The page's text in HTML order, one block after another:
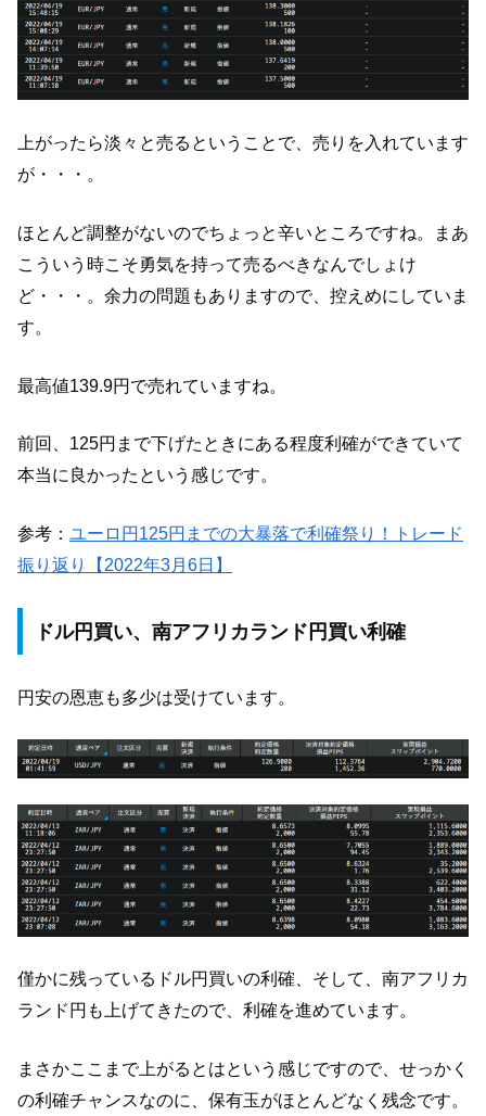
上がったら淡々と売るということで、売りを入れています
が・・・。
ほとんど調整がないのでちょっと辛いところですね。まあ
こういう時こそ勇気を持って売るべきなんでしょけ
ど・・・。余力の問題もありますので、控えめにしていま
す。
最高値139.9円で売れていますね。
前回、125円まで下げたときにある程度利確ができていて
本当に良かったという感じです。
参考： ユーロ円125円までの大暴落で利確祭り！トレード
振り返り【2022年3月6日】
ドル円買い、南アフリカランド円買い利確
円安の恩恵も多少は受けています。
僅かに残っているドル円買いの利確、そして、南アフリカ
ランド円も上げてきたので、利確を進めています。
まさかここまで上がるとはという感じですので、せっかく
の利確チャンスなのに、保有玉がほとんどなく残念です。